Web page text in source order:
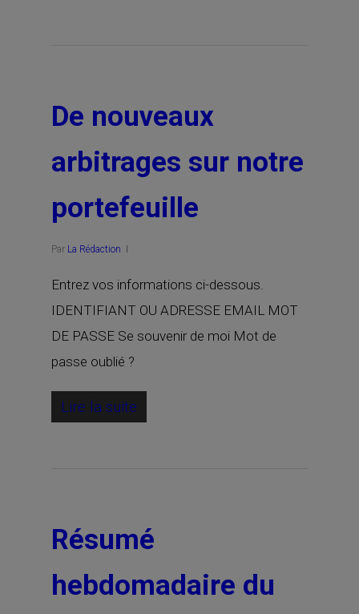
De nouveaux
arbitrages sur notre
portefeuille
Par La Rédaction
Entrez vos informations ci-dessous.
IDENTIFIANT OU ADRESSE EMAIL MOT
DE PASSE Se souvenir de moi Mot de
passe oublié ?
Lire la suite
Résumé
hebdomadaire du